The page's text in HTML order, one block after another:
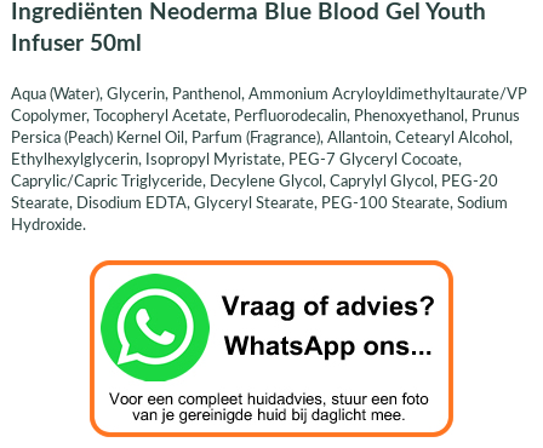
Ingrediënten Neoderma Blue Blood Gel Youth
Infuser 50ml
Aqua (Water), Glycerin, Panthenol, Ammonium Acryloyldimethyltaurate/VP
Copolymer, Tocopheryl Acetate, Perfluorodecalin, Phenoxyethanol, Prunus
Persica (Peach) Kernel Oil, Parfum (Fragrance), Allantoin, Cetearyl Alcohol,
Ethylhexylglycerin, Isopropyl Myristate, PEG-7 Glyceryl Cocoate,
Caprylic/Capric Triglyceride, Decylene Glycol, Caprylyl Glycol, PEG-20
Stearate, Disodium EDTA, Glyceryl Stearate, PEG-100 Stearate, Sodium
Hydroxide.